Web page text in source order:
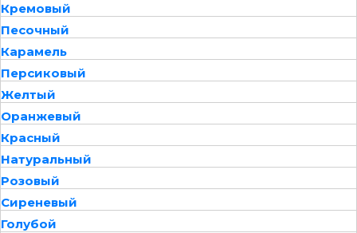
Кремовый
Песочный
Карамель
Персиковый
Желтый
Оранжевый
Красный
Натуральный
Розовый
Сиреневый
Голубой